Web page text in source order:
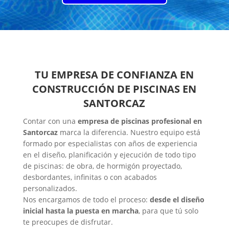
TU EMPRESA DE CONFIANZA EN
CONSTRUCCIÓN DE PISCINAS EN
SANTORCAZ
Contar con una empresa de piscinas profesional en
Santorcazmarca la diferencia. Nuestro equipo está
formado por especialistas con años de experiencia
en el diseño, planificación y ejecución de todo tipo
de piscinas: de obra, de hormigón proyectado,
desbordantes, infinitas o con acabados
personalizados.
Nos encargamos de todo el proceso: desde el diseño
inicial hasta la puesta en marcha, para que tú solo
te preocupes de disfrutar.